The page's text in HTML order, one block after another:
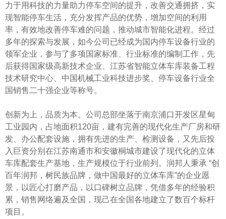
力于用科技的力量助力停车空间的提升，改善交通拥挤，实
现智能停车生活，充分发挥产品的优势，增加空间的利用
率，有效地改善停车难的问题，推动城市智能化进程。经过
多年的探索与发展，如今公司已经成为国内停车设备行业的
领军企业，参与了多项国家标准、行业标准的编制工作，先
后获得国家级高新技术企业、江苏省智能立体车库装备工程
技术研究中心、中国机械工业科技进步奖、停车设备行业全
国销售二十强企业等称号。
创新为上，品质为本。公司总部坐落于南京浦口开发区星甸
工业园内，占地面积120亩，建有完善的现代化生产厂房和研
发、办公配套设施，拥有先进的生产、检测设备，又先后投
入巨资分别在江苏南通市和安徽桐城市建设了现代化的立体
车库配套生产基地，生产规模位于行业前列。润邦人秉承 “创
百年润邦，树民族品牌，做中国最好的立体车库”的企业愿
景，以匠心打磨产品，以口碑树立品牌，凭借多年的经验积
累，销售网络遍及全国，现己在全国各地建立了数百个标杆
项目。